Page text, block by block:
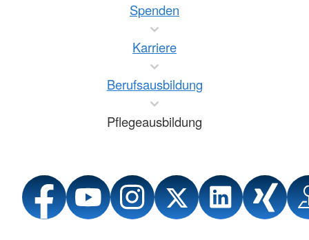
Spenden
Karriere
Berufsausbildung
Pflegeausbildung